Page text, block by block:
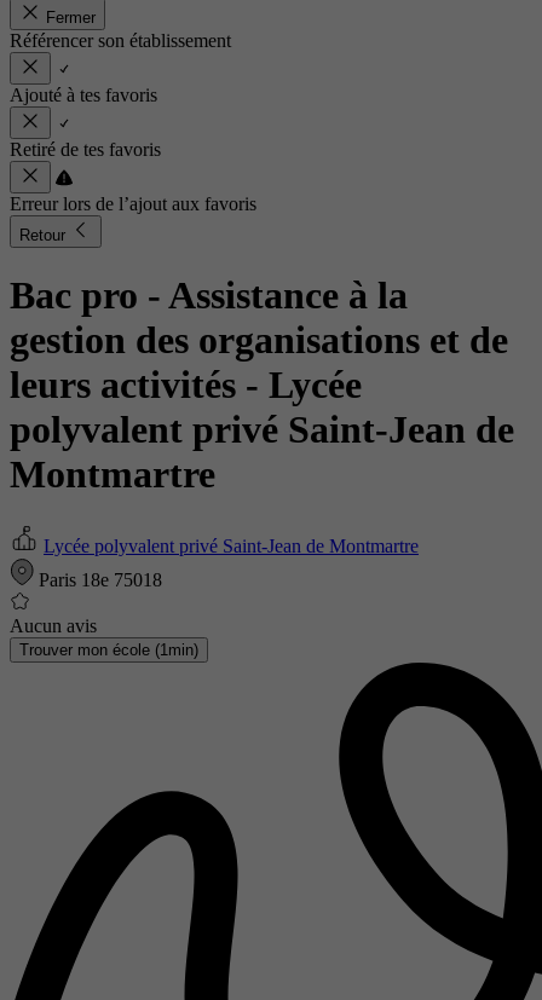
Fermer
Référencer son établissement
Ajouté à tes favoris
Retiré de tes favoris
Erreur lors de l’ajout aux favoris
Retour
Bac pro - Assistance à la
gestion des organisations et de
leurs activités - Lycée
polyvalent privé Saint-Jean de
Montmartre
Lycée polyvalent privé Saint-Jean de Montmartre
Paris 18e 75018
Aucun avis
Trouver mon école (1min)